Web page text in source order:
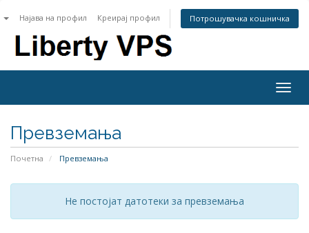
Најава на профил Креирај профил Потрошувачка кошничка
Превземања
Почетна Превземања
Не постојат датотеки за превземања